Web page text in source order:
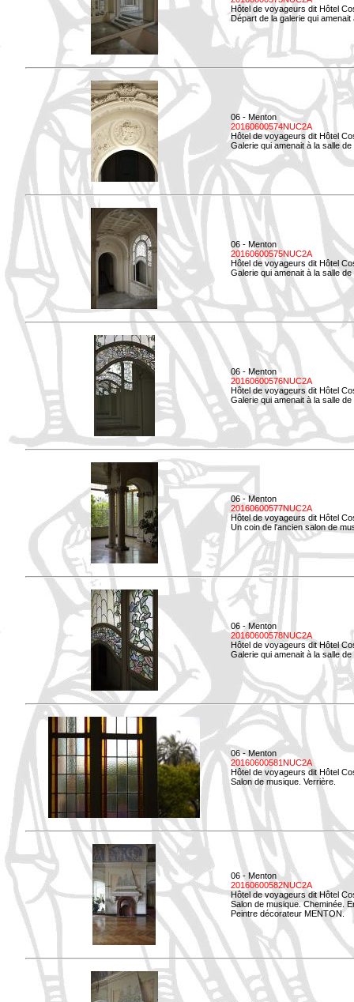
Hôtel de voyageurs dit Hôtel
Départ de la galerie qui
06 - Menton
20160600574NUC2A
Hôtel de voyageurs dit Hôtel
Galerie qui amenait à la salle
06 - Menton
20160600575NUC2A
Hôtel de voyageurs dit Hôtel
Galerie qui amenait à la salle de
06 - Menton
20160600576NUC2A
Hôtel de voyageurs dit Hôtel
Galerie qui amenait à la salle
06 - Menton
20160600577NUC2A
Hôtel de voyageurs dit Hôtel
Un coin de l'ancien salon de
06 - Menton
20160600578NUC2A
Hôtel de voyageurs dit Hôtel
Galerie qui amenait à la salle
06 - Menton
20160600581NUC2A
Hôtel de voyageurs dit Hôtel
Salon de musique. Verrière.
06 - Menton
20160600582NUC2A
Hôtel de voyageurs dit Hôtel
Salon de musique. Cheminée.
Peintre décorateur MENTON.